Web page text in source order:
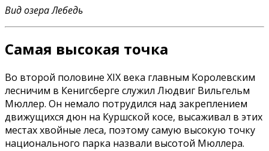
Вид озера Лебедь
Самая высокая точка
Во второй половине XIX века главным Королевским
лесничим в Кенигсберге служил Людвиг Вильгельм
Мюллер. Он немало потрудился над закреплением
движущихся дюн на Куршской косе, высаживал в этих
местах хвойные леса, поэтому самую высокую точку
национального парка назвали высотой Мюллера.